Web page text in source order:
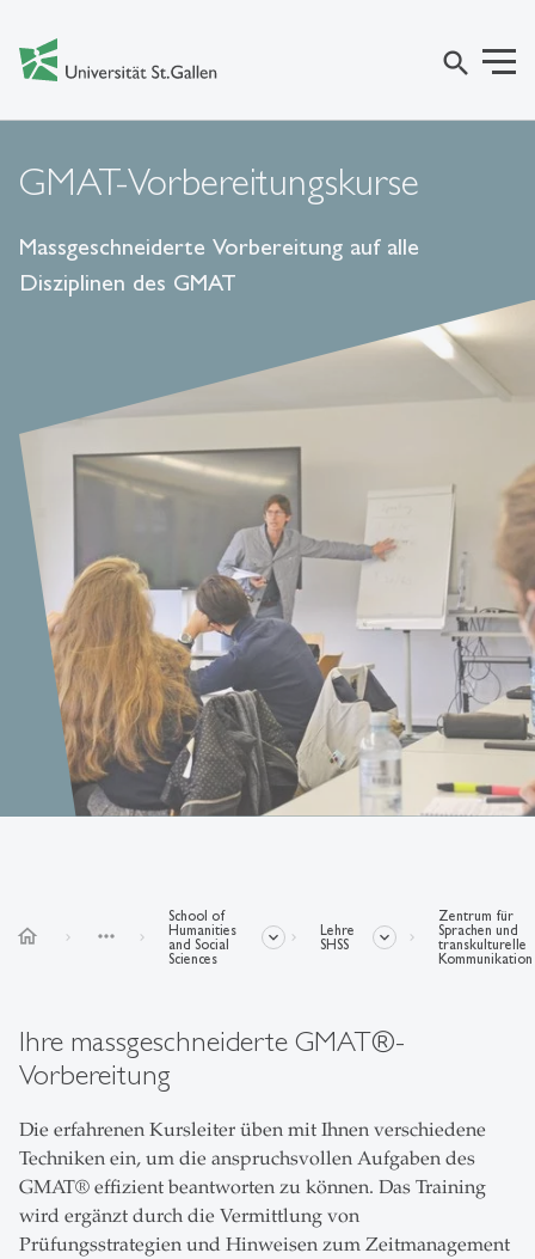
search
GMAT-Vorbereitungskurse
Massgeschneiderte Vorbereitung auf alle
Disziplinen des GMAT
home more_horiz
School of
Humanities
and Social
Sciences
Lehre
SHSS
Zentrum für
Sprachen und
transkulturelle
Kommunikation
Ihre massgeschneiderte GMAT®-
Vorbereitung
Die erfahrenen Kursleiter üben mit Ihnen verschiedene
Techniken ein, um die anspruchsvollen Aufgaben des
GMAT® effizient beantworten zu können. Das Training
wird ergänzt durch die Vermittlung von
Prüfungsstrategien und Hinweisen zum Zeitmanagement